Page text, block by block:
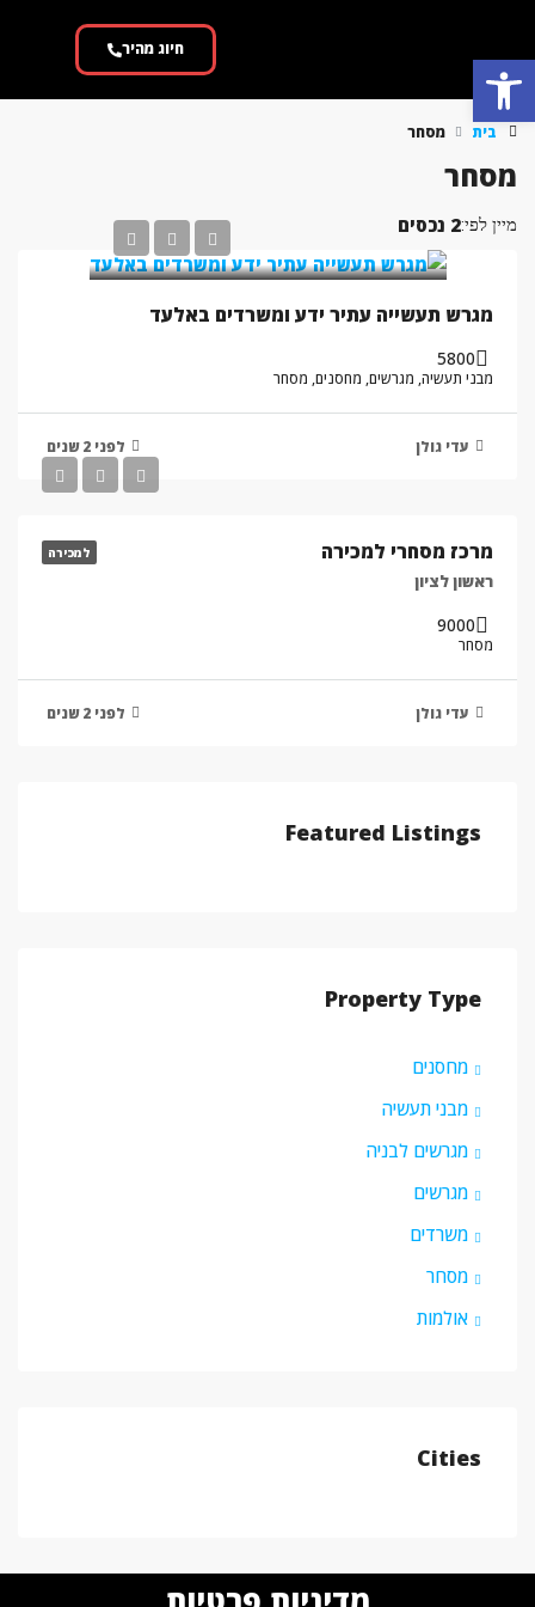
פתח סרגל נגישות חיוג מהיר
בית מסחר
מסחר
2 נכסיםמיין לפי:
מגרש תעשייה עתיר ידע ומשרדים באלעד
5800
מבני תעשיה, מגרשים, מחסנים, מסחר
עדי גולן לפני 2 שנים
למכירה מרכז מסחרי למכירה
ראשון לציון
9000
מסחר
עדי גולן לפני 2 שנים
Featured Listings
Property Type
מחסנים
מבני תעשיה
מגרשים לבניה
מגרשים
משרדים
מסחר
אולמות
Cities